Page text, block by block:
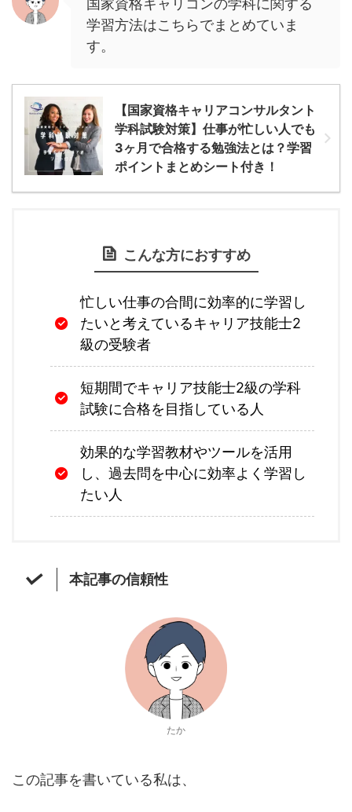
学習方法はこちらでまとめていま
す。
【国家資格キャリアコンサルタント
学科試験対策】仕事が忙しい人でも
3ヶ月で合格する勉強法とは？学習
ポイントまとめシート付き！
こんな方におすすめ
忙しい仕事の合間に効率的に学習し
たいと考えているキャリア技能士2
級の受験者
短期間でキャリア技能士2級の学科
試験に合格を目指している人
効果的な学習教材やツールを活用
し、過去問を中心に効率よく学習し
たい人
本記事の信頼性
たか
この記事を書いている私は、